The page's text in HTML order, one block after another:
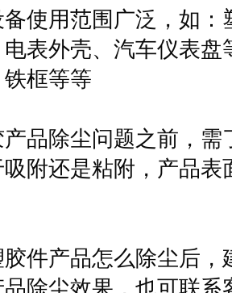
使用范围广泛，如：
表外壳、汽车仪表盘
框等等
品除尘问题之前，需
附还是粘附，产品表
件产品怎么除尘后，
除尘效果，也可联系